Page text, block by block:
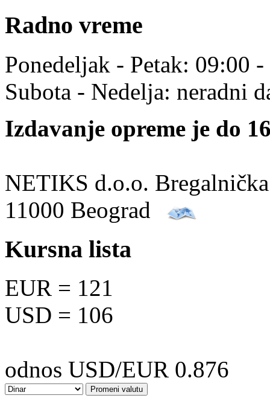
Radno vreme
Ponedeljak - Petak: 09:00
Subota - Nedelja: neradni
Izdavanje opreme je do
NETIKS d.o.o.
11000 Beograd
Kursna lista
EUR = 121
USD = 106
odnos USD/EUR 0.876